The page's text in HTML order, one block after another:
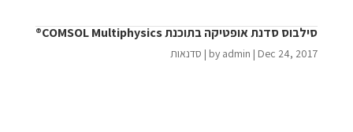
סילבוס סדנת אופטיקה בתוכנת COMSOL Multiphysics®
by admin | Dec 24, 2017
| סדנאות